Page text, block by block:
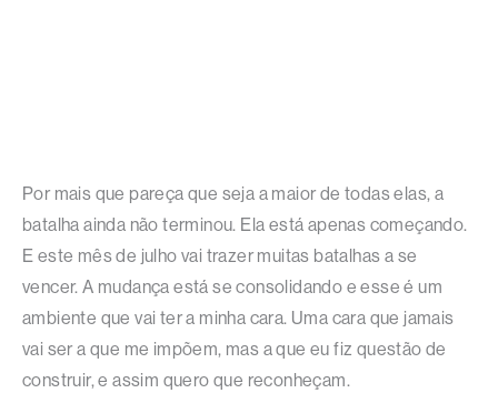
Por mais que pareça que seja a maior de todas elas, a
batalha ainda não terminou. Ela está apenas começando.
E este mês de julho vai trazer muitas batalhas a se
vencer. A mudança está se consolidando e esse é um
ambiente que vai ter a minha cara. Uma cara que jamais
vai ser a que me impõem, mas a que eu fiz questão de
construir, e assim quero que reconheçam.